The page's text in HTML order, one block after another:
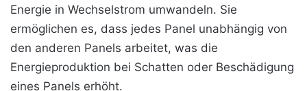
Energie in Wechselstrom umwandeln. Sie
ermöglichen es, dass jedes Panel unabhängig von
den anderen Panels arbeitet, was die
Energieproduktion bei Schatten oder Beschädigung
eines Panels erhöht.